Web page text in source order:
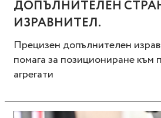
ДОПЪЛНИТЕЛЕН
ИЗРАВНИТЕЛ.
Прецизен допълнителен
помага за позициониране към
агрегати